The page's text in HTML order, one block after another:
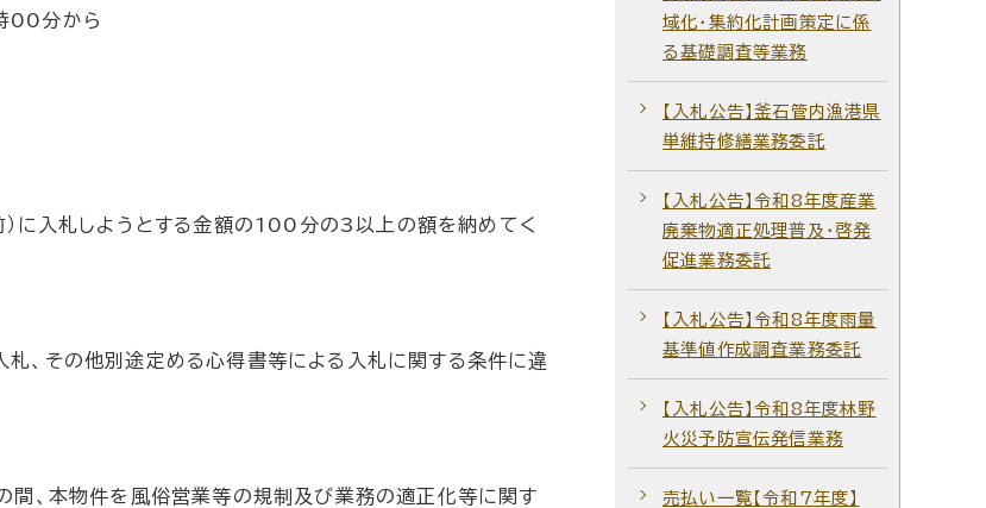
分から
に入札しようとする金額の100分の3以上の額を納めてく
その他別途定める心得書等による入札に関する条件に違
、本物件を風俗営業等の規制及び業務の適正化等に関す
域化・集約化計画策定に係
る基礎調査等業務
【入札公告】釜石管内漁港県
単維持修繕業務委託
【入札公告】令和8年度産業
廃棄物適正処理普及・啓発
促進業務委託
【入札公告】令和8年度雨量
基準値作成調査業務委託
【入札公告】令和8年度林野
火災予防宣伝発信業務
売払い一覧【令和7年度】